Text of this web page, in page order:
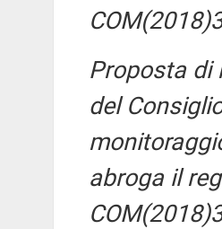
Proposta di
del
abroga il